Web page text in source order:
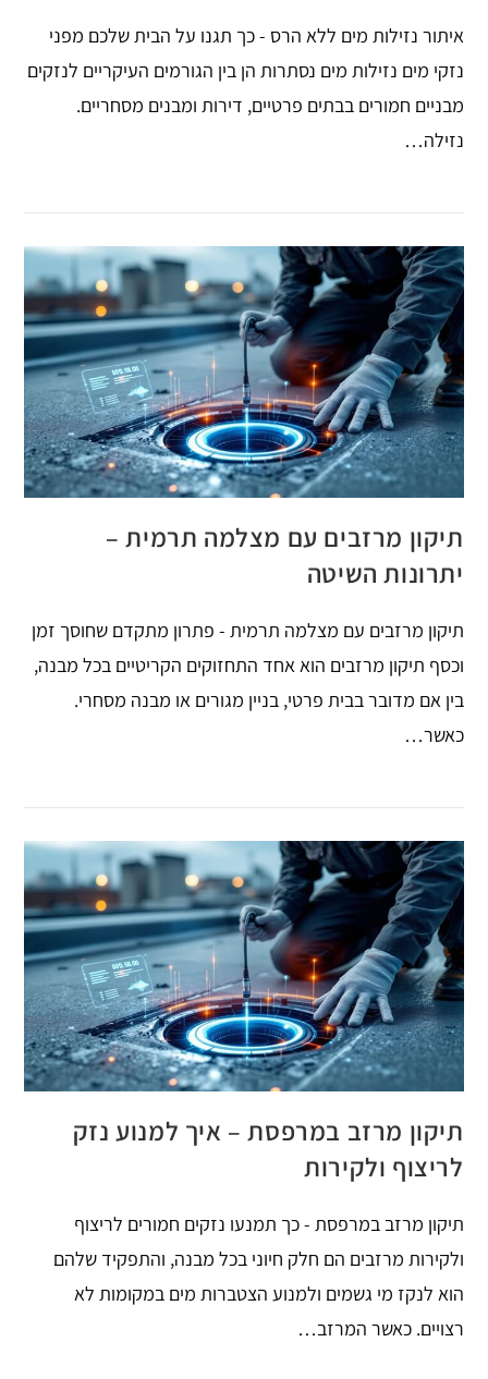
איתור נזילות מים ללא הרס - כך תגנו על הבית שלכם מפני
נזקי מים נזילות מים נסתרות הן בין הגורמים העיקריים לנזקים
מבניים חמורים בבתים פרטיים, דירות ומבנים מסחריים.
נזילה…
תיקון מרזבים עם מצלמה תרמית –
יתרונות השיטה
תיקון מרזבים עם מצלמה תרמית - פתרון מתקדם שחוסך זמן
וכסף תיקון מרזבים הוא אחד התחזוקים הקריטיים בכל מבנה,
בין אם מדובר בבית פרטי, בניין מגורים או מבנה מסחרי.
כאשר…
תיקון מרזב במרפסת – איך למנוע נזק
לריצוף ולקירות
תיקון מרזב במרפסת - כך תמנעו נזקים חמורים לריצוף
ולקירות מרזבים הם חלק חיוני בכל מבנה, והתפקיד שלהם
הוא לנקז מי גשמים ולמנוע הצטברות מים במקומות לא
רצויים. כאשר המרזב…